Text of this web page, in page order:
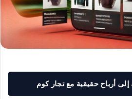
أرباح حقيقية مع تجار كوم